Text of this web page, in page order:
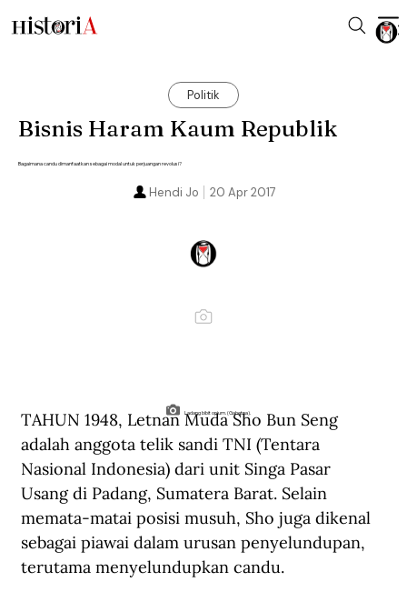
Politik
Bisnis Haram Kaum Republik
Bagaimana candu dimanfaatkan sebagai modal untuk perjuangan revolusi?
20 Apr 2017
Hendi Jo
Ladang bibit opium. (Gahetna).
TAHUN 1948, Letnan Muda Sho Bun Seng
adalah anggota telik sandi TNI (Tentara
Nasional Indonesia) dari unit Singa Pasar
Usang di Padang, Sumatera Barat. Selain
memata-matai posisi musuh, Sho juga dikenal
sebagai piawai dalam urusan penyelundupan,
terutama menyelundupkan candu.